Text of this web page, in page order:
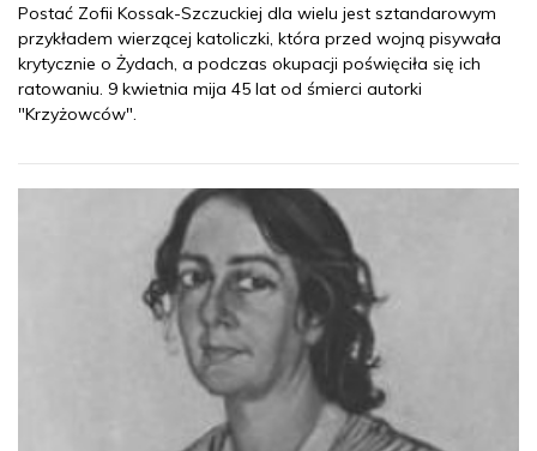
Postać Zofii Kossak-Szczuckiej dla wielu jest sztandarowym
przykładem wierzącej katoliczki, która przed wojną pisywała
krytycznie o Żydach, a podczas okupacji poświęciła się ich
ratowaniu. 9 kwietnia mija 45 lat od śmierci autorki
"Krzyżowców".